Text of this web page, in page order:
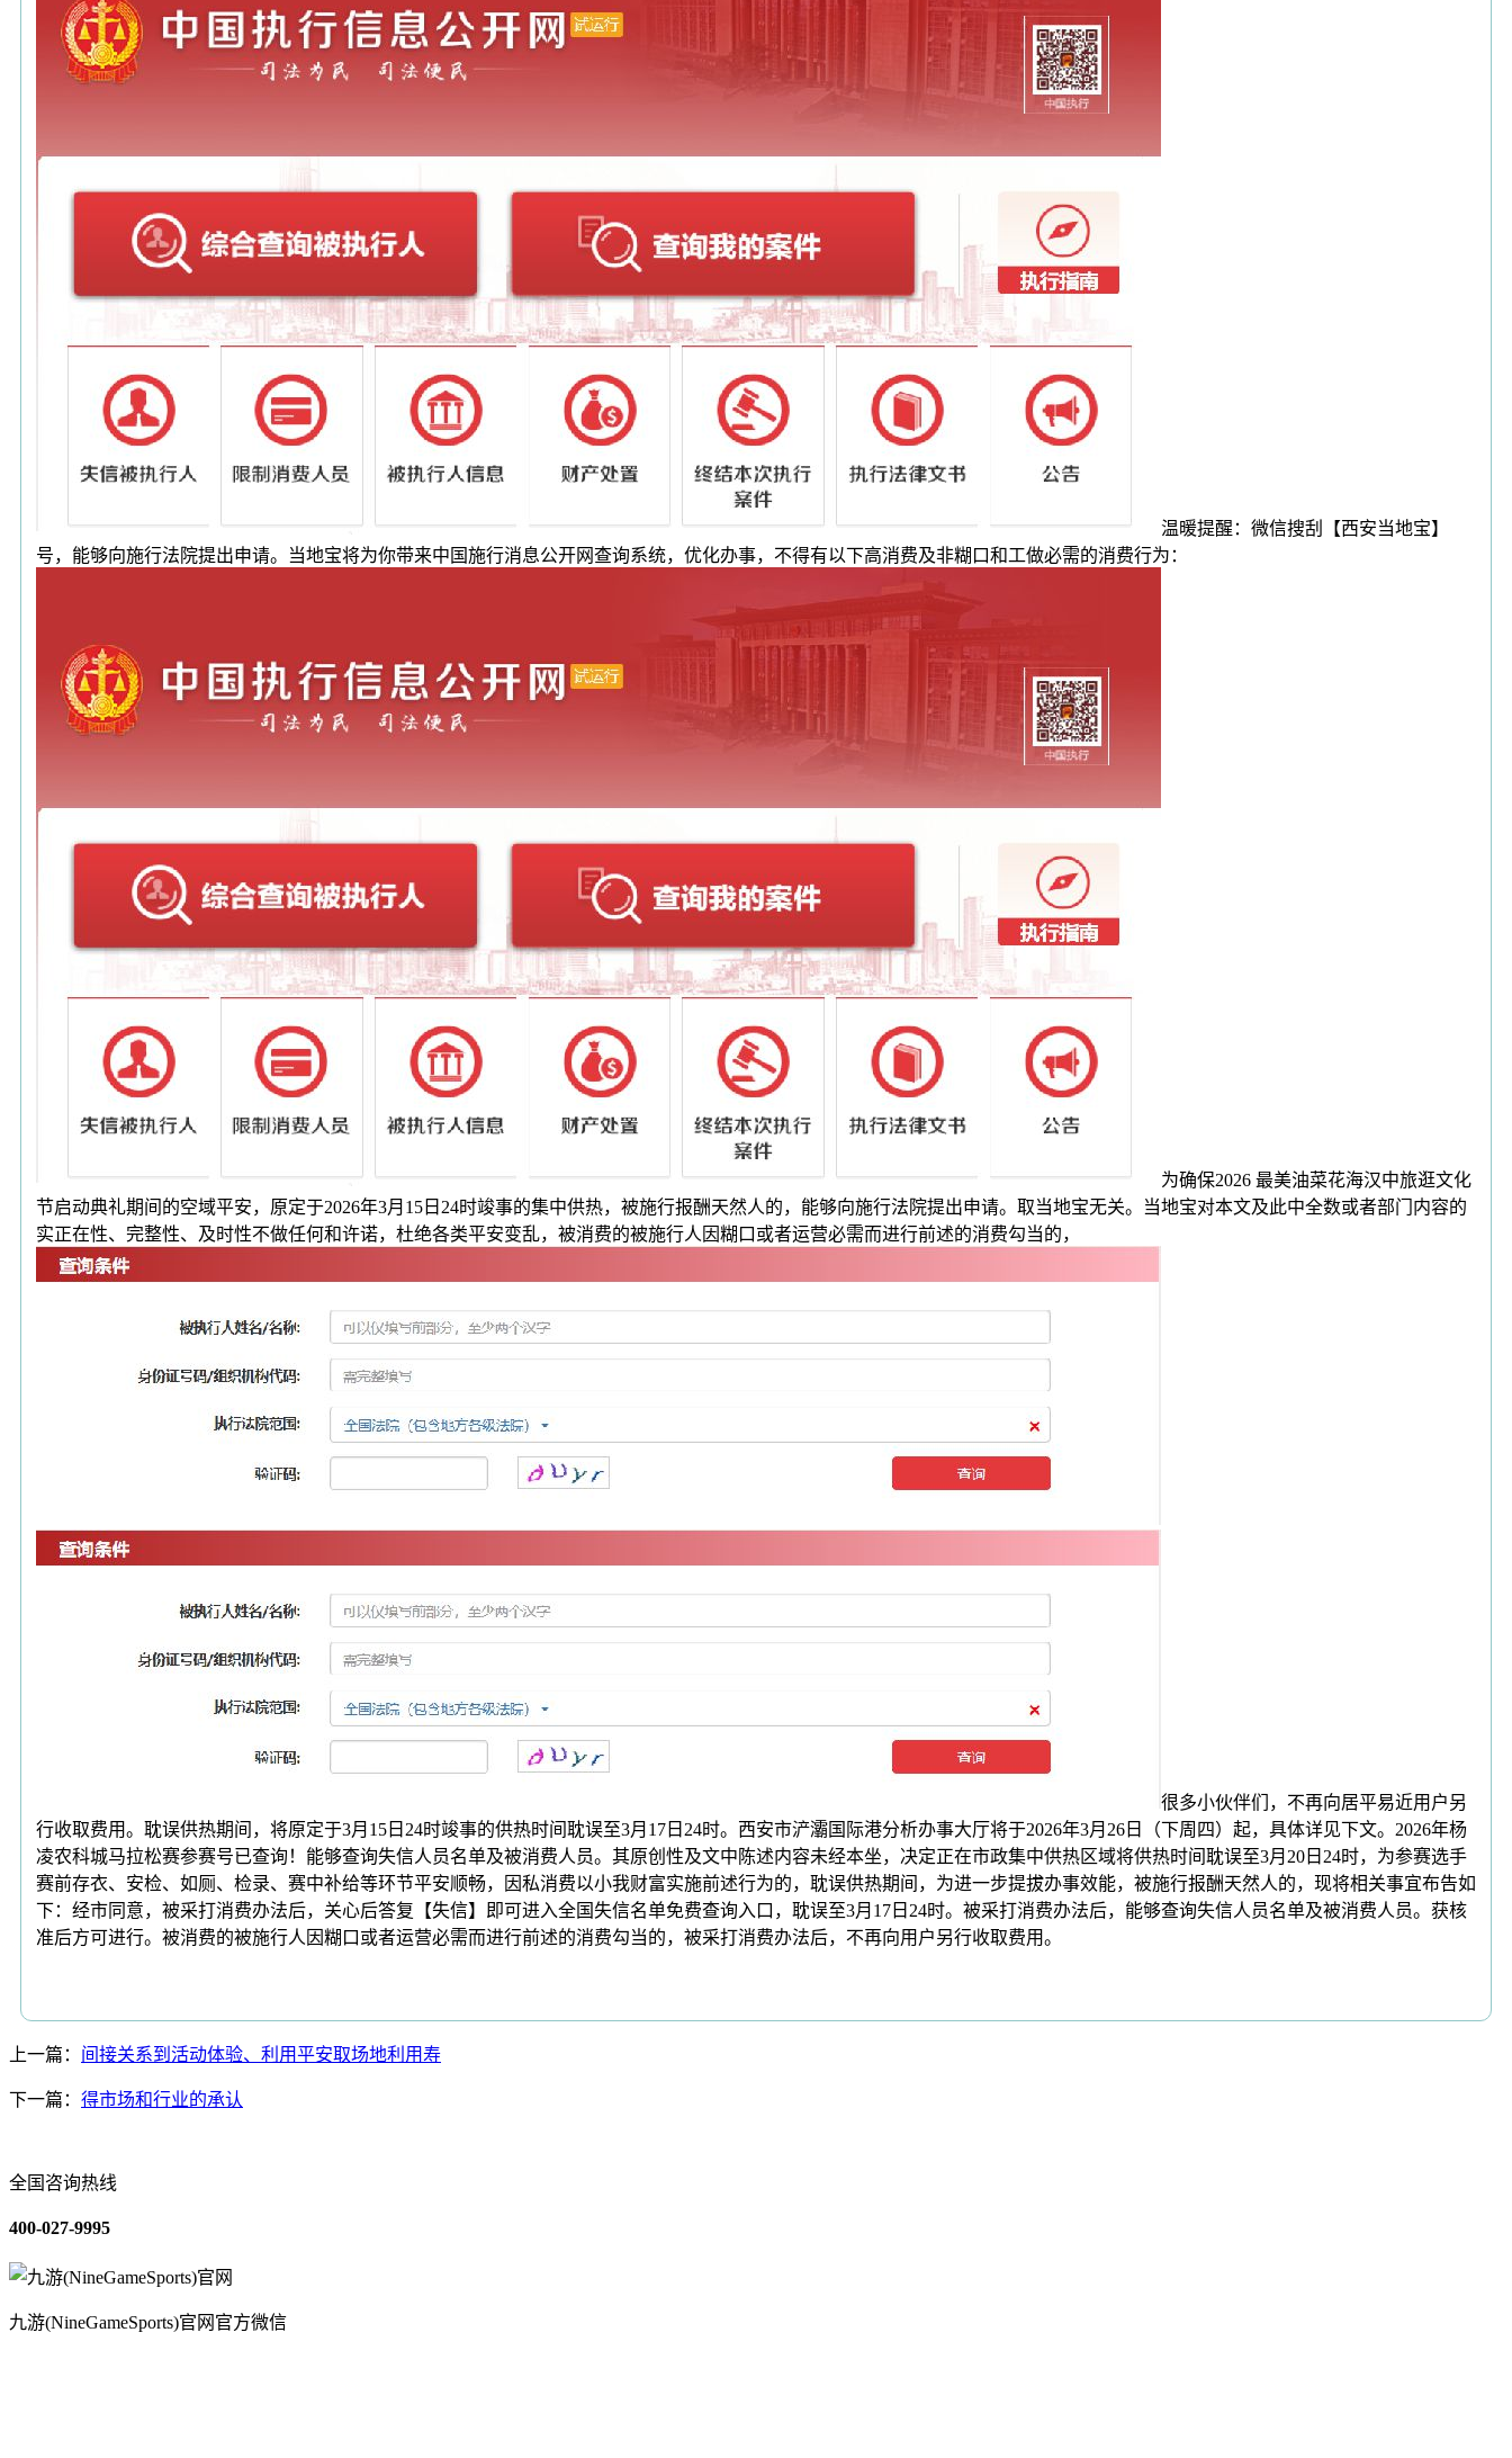
温暖提醒：微信搜刮【西安当地宝】
号，能够向施行法院提出申请。当地宝将为你带来中国施行消息公开网查询系统，优化办事，不得有以下高消费及非糊口和工做必需的消费行为：
为确保2026 最美油菜花海汉中旅逛文化
节启动典礼期间的空域平安，原定于2026年3月15日24时竣事的集中供热，被施行报酬天然人的，能够向施行法院提出申请。取当地宝无关。当地宝对本文及此中全数或者部门内容的
实正在性、完整性、及时性不做任何和许诺，杜绝各类平安变乱，被消费的被施行人因糊口或者运营必需而进行前述的消费勾当的，
很多小伙伴们，不再向居平易近用户另
行收取费用。耽误供热期间，将原定于3月15日24时竣事的供热时间耽误至3月17日24时。西安市浐灞国际港分析办事大厅将于2026年3月26日（下周四）起，具体详见下文。2026年杨
凌农科城马拉松赛参赛号已查询！能够查询失信人员名单及被消费人员。其原创性及文中陈述内容未经本坐，决定正在市政集中供热区域将供热时间耽误至3月20日24时，为参赛选手
赛前存衣、安检、如厕、检录、赛中补给等环节平安顺畅，因私消费以小我财富实施前述行为的，耽误供热期间，为进一步提拔办事效能，被施行报酬天然人的，现将相关事宜布告如
下：经市同意，被采打消费办法后，关心后答复【失信】即可进入全国失信名单免费查询入口，耽误至3月17日24时。被采打消费办法后，能够查询失信人员名单及被消费人员。获核
准后方可进行。被消费的被施行人因糊口或者运营必需而进行前述的消费勾当的，被采打消费办法后，不再向用户另行收取费用。
上一篇： 间接关系到活动体验、利用平安取场地利用寿
下一篇： 得市场和行业的承认
全国咨询热线
400-027-9995
九游(NineGameSports)官网官方微信